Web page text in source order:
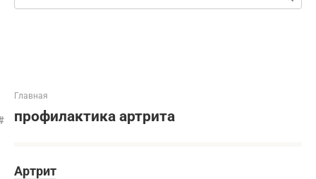
Главная
профилактика артрита
Артрит